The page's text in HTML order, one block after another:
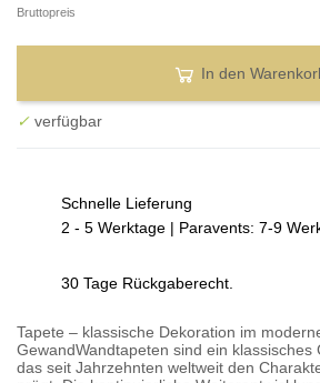
Bruttopreis
In den
✓ verfügbar
Schnelle Lieferung
2 - 5 Werktage | Paravents: 7-9
30 Tage Rückgaberecht.
Tapete – klassische Dekoration im
GewandWandtapeten sind ein klassisches
das seit Jahrzehnten weltweit den